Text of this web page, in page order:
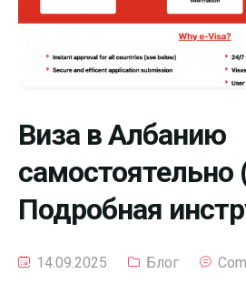
Виза в Албанию
самостоятельно
Подробная
14.09.2025 Блог